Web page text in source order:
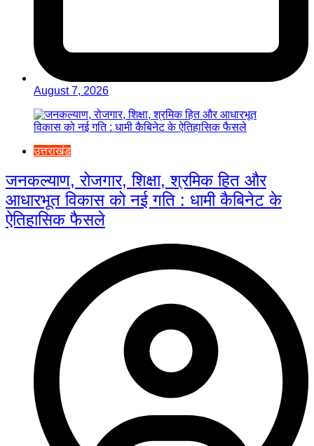
August 7, 2026
उत्तराखंड
जनकल्याण, रोजगार, शिक्षा, श्रमिक हित और
आधारभूत विकास को नई गति : धामी कैबिनेट के
ऐतिहासिक फैसले